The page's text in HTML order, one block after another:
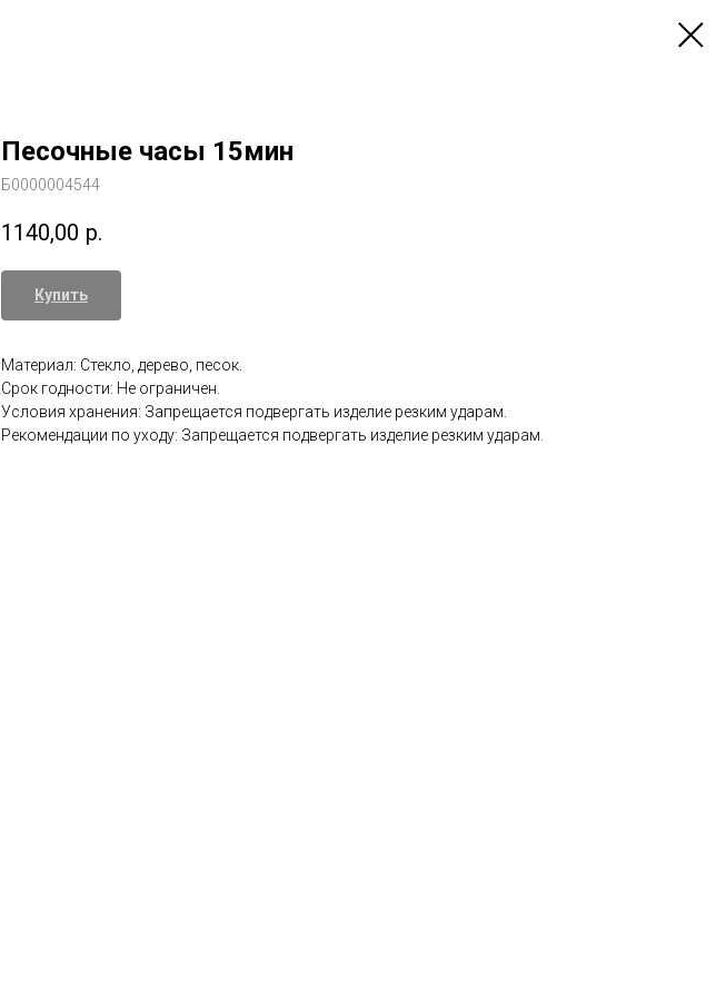
Песочные часы 15мин
Б0000004544
1140,00 р.
Купить
Материал: Стекло, дерево, песок.
Срок годности: Не ограничен.
Условия хранения: Запрещается подвергать изделие резким ударам.
Рекомендации по уходу: Запрещается подвергать изделие резким ударам.